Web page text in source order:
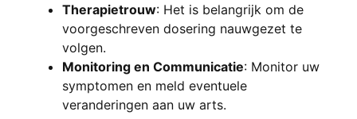
Therapietrouw: Het is belangrijk om de
voorgeschreven dosering nauwgezet te
volgen.
Monitoring en Communicatie: Monitor uw
symptomen en meld eventuele
veranderingen aan uw arts.